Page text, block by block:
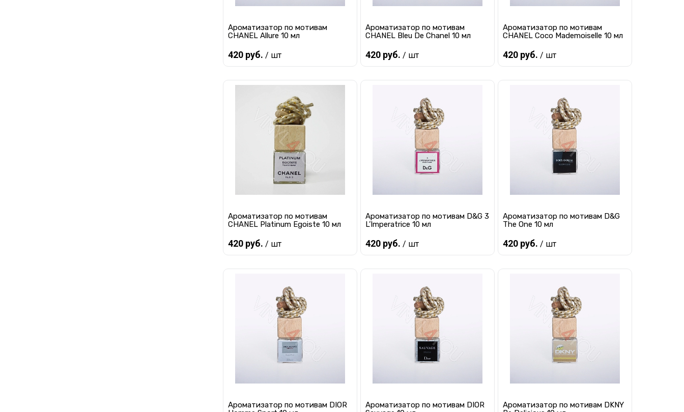
Ароматизатор по мотивам
CHANEL Allure 10 мл
420 руб. / шт
Предзаказ
Купить в 1 клик К сравнению
В избранное
Ароматизатор по мотивам
CHANEL Bleu De Chanel 10 мл
420 руб. / шт
Купить в 1 клик
В избранное
Ароматизатор по мотивам
CHANEL Coco Mademoiselle 10 мл
420 руб. / шт
Купить в 1 клик
В избранное
Ароматизатор по мотивам
CHANEL Platinum Egoiste 10 мл
420 руб. / шт
Купить в 1 клик
В избранное
Ароматизатор по мотивам D&G 3
L’Imperatrice 10 мл
420 руб. / шт
Купить в 1 клик
В избранное
Ароматизатор по мотивам D&G
The One 10 мл
420 руб. / шт
Купить в 1 клик
В избранное
Ароматизатор по мотивам DIOR
Ароматизатор по мотивам DIOR
Ароматизатор по мотивам DKNY